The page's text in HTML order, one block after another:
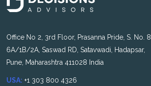
Office No 2, 3rd Floor, Prasanna Pride, S. No. 8,
6A/1B/2A, Saswad RD, Satavwadi, Hadapsar,
Pune, Maharashtra 411028 India
USA: +1 303 800 4326